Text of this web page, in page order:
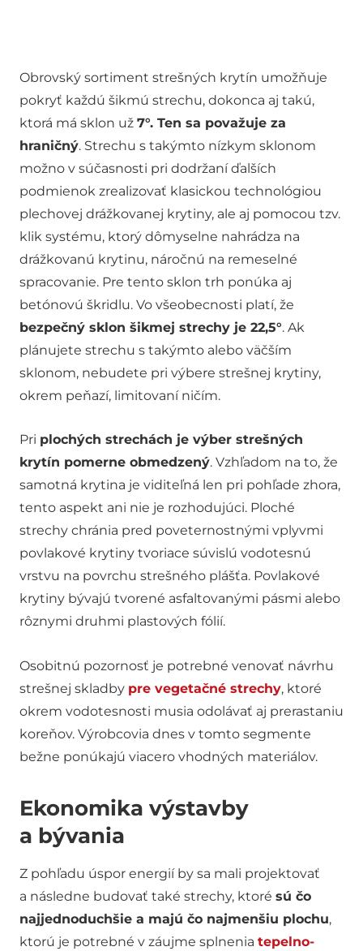
Obrovský sortiment strešných krytín umožňuje
pokryť každú šikmú strechu, dokonca aj takú,
ktorá má sklon už 7°. Ten sa považuje za
hraničný. Strechu s takýmto nízkym sklonom
možno v súčasnosti pri dodržaní ďalších
podmienok zrealizovať klasickou technológiou
plechovej drážkovanej krytiny, ale aj pomocou tzv.
klik systému, ktorý dômyselne nahrádza na
drážkovanú krytinu, náročnú na remeselné
spracovanie. Pre tento sklon trh ponúka aj
betónovú škridlu. Vo všeobecnosti platí, že
bezpečný sklon šikmej strechy je 22,5°. Ak
plánujete strechu s takýmto alebo väčším
sklonom, nebudete pri výbere strešnej krytiny,
okrem peňazí, limitovaní ničím.
Pri plochých strechách je výber strešných
krytín pomerne obmedzený. Vzhľadom na to, že
samotná krytina je viditeľná len pri pohľade zhora,
tento aspekt ani nie je rozhodujúci. Ploché
strechy chránia pred poveternostnými vplyvmi
povlakové krytiny tvoriace súvislú vodotesnú
vrstvu na povrchu strešného plášťa. Povlakové
krytiny bývajú tvorené asfaltovanými pásmi alebo
rôznymi druhmi plastových fólií.
Osobitnú pozornosť je potrebné venovať návrhu
strešnej skladby pre vegetačné strechy, ktoré
okrem vodotesnosti musia odolávať aj prerastaniu
koreňov. Výrobcovia dnes v tomto segmente
bežne ponúkajú viacero vhodných materiálov.
Ekonomika výstavby
a bývania
Z pohľadu úspor energií by sa mali projektovať
a následne budovať také strechy, ktoré sú čo
najjednoduchšie a majú čo najmenšiu plochu,
ktorú je potrebné v záujme splnenia tepelno-